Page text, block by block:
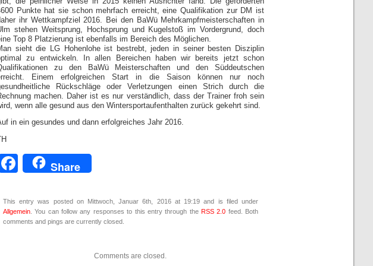
Punkte hat sie schon mehrfach erreicht, eine Qualifikation zur DM ist
ihr Wettkampfziel 2016. Bei den BaWü Mehrkampfmeisterschaften in
stehen Weitsprung, Hochsprung und Kugelstoß im Vordergrund, doch
Top 8 Platzierung ist ebenfalls im Bereich des Möglichen.
sieht die LG Hohenlohe ist bestrebt, jeden in seiner besten Disziplin
zu entwickeln. In allen Bereichen haben wir bereits jetzt schon
zu den BaWü Meisterschaften und den Süddeutschen
Einem erfolgreichen Start in die Saison können nur noch
Rückschläge oder Verletzungen einen Strich durch die
machen. Daher ist es nur verständlich, dass der Trainer froh sein
wenn alle gesund aus den Wintersportaufenthalten zurück gekehrt sind.
in ein gesundes und dann erfolgreiches Jahr 2016.
Facebook
Share
This entry was posted on Mittwoch, Januar 6th, 2016 at 19:19 and is filed under
Allgemein . You can follow any responses to this entry through the RSS 2.0 feed. Both
comments and pings are currently closed.
Comments are closed.